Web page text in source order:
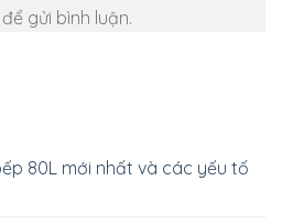
để gửi bình luận.
80L mới nhất và các yếu tố